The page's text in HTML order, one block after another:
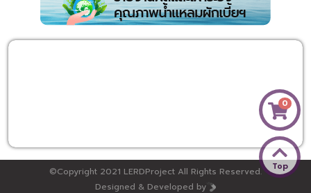
0
Top
©Copyright 2021 LERDProject All Rights Reserved.
Designed & Developed by